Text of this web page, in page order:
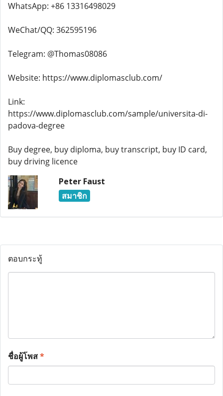
WhatsApp: +86 13316498029
WeChat/QQ: 362595196
Telegram: @Thomas08086
Website: https://www.diplomasclub.com/
Link:
https://www.diplomasclub.com/sample/universita-di-
padova-degree
Buy degree, buy diploma, buy transcript, buy ID card,
buy driving licence
Peter Faust
สมาชิก
ตอบกระทู้
ชื่อผู้โพส*